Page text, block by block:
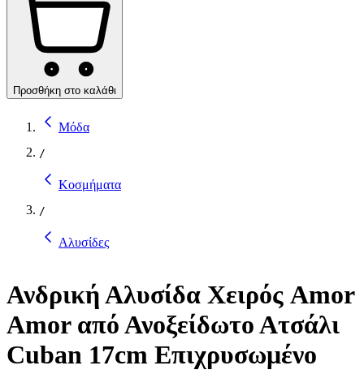
Προσθήκη στο καλάθι
Μόδα
/
Κοσμήματα
/
Αλυσίδες
Ανδρική Αλυσίδα Χειρός Amor
Amor από Ανοξείδωτο Ατσάλι
Cuban 17cm Επιχρυσωμένο